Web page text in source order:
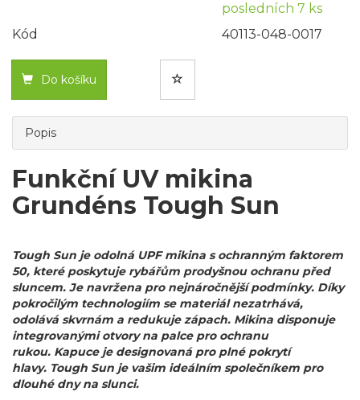
posledních 7 ks
Kód
40113-048-0017
Do košíku
Popis
Funkční UV mikina
Grundéns Tough Sun
Tough Sun je odolná UPF mikina s ochranným faktorem
50, které poskytuje rybářům prodyšnou ochranu před
sluncem. Je navržena pro nejnáročnější podmínky. Díky
pokročilým technologiím se materiál nezatrhává,
odolává skvrnám a redukuje zápach. Mikina disponuje
integrovanými otvory na palce pro ochranu
rukou. Kapuce je designovaná pro plné pokrytí
hlavy. Tough Sun je vašim ideálním společníkem pro
dlouhé dny na slunci.